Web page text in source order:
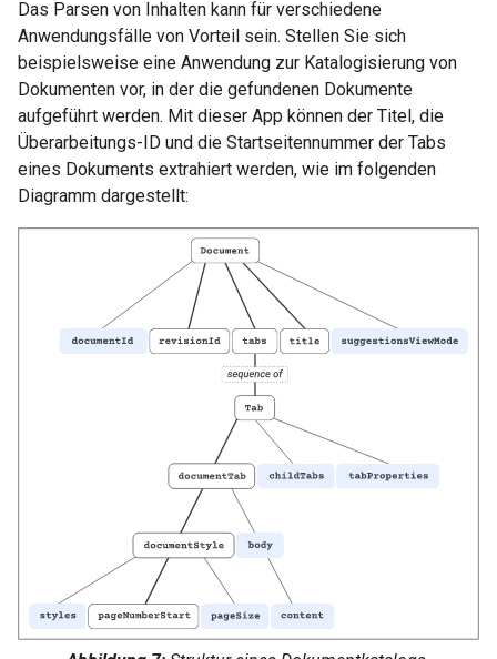
Das Parsen von Inhalten kann für verschiedene
Anwendungsfälle von Vorteil sein. Stellen Sie sich
beispielsweise eine Anwendung zur Katalogisierung von
Dokumenten vor, in der die gefundenen Dokumente
aufgeführt werden. Mit dieser App können der Titel, die
Überarbeitungs-ID und die Startseitennummer der Tabs
eines Dokuments extrahiert werden, wie im folgenden
Diagramm dargestellt: